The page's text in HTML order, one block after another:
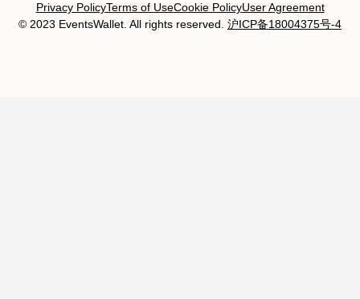
© 2023 EventsWallet. All rights reserved. 沪ICP备18004375号-4
Privacy PolicyTerms of UseCookie PolicyUser Agreement